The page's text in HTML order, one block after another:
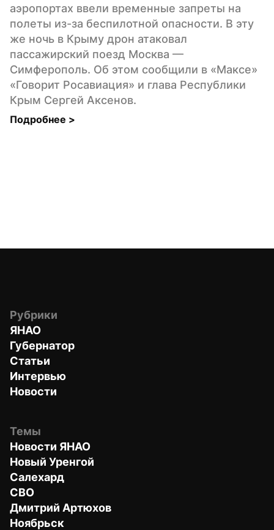
аэропортах ввели временные запреты на
полеты из-за беспилотной опасности. В эту
же ночь в Крыму дрон атаковал
пассажирский поезд Москва —
Симферополь. Об этом сообщили в «Максе»
«Говорит Росавиация» и глава Республики
Крым Сергей Аксенов.
Подробнее >
Рубрики
ЯНАО
Губернатор
Статьи
Интервью
Новости
Темы
Новости ЯНАО
Новый Уренгой
Салехард
СВО
Дмитрий Артюхов
Ноябрьск